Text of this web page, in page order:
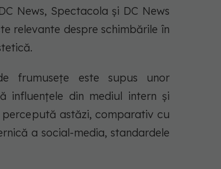
News, Spectacola și DC News
relevante despre schimbările în
frumusețe este supus unor
influențele din mediul intern și
astăzi, comparativ cu
a social-media, standardele